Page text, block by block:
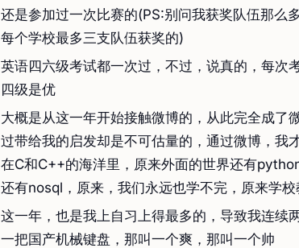
还是参加过一次比赛的(PS:别问我获奖队伍那么
每个学校最多三支队伍获奖的)
英语四六级考试都一次过，不过，说真的，每次
四级是优
大概是从这一年开始接触微博的，从此完全成了
过带给我的启发却是不可估量的，通过微博，我
在C和C++的海洋里，原来外面的世界还有
还有nosql，原来，我们永远也学不完，原来学
这一年，也是我上自习上得最多的，导致我连续
一把国产机械键盘，那叫一个爽，那叫一个帅